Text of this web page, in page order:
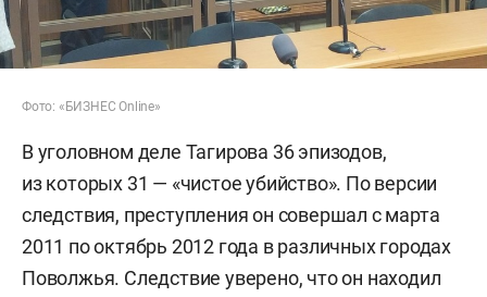
Фото: «БИЗНЕС Online»
В уголовном деле Тагирова 36 эпизодов,
из которых 31 — «чистое убийство». По версии
следствия, преступления он совершал с марта
2011 по октябрь 2012 года в различных городах
Поволжья. Следствие уверено, что он находил